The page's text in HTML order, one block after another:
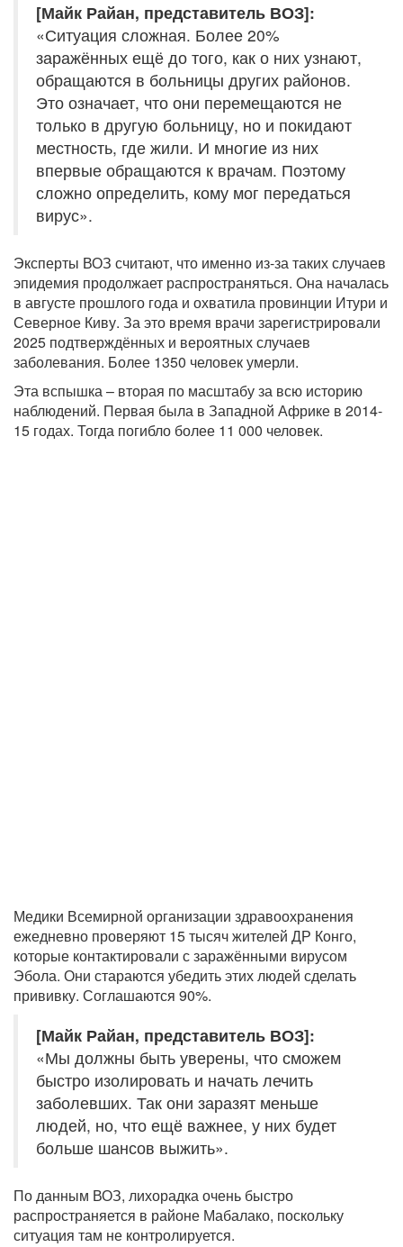
[Майк Райан, представитель ВОЗ]:
«Ситуация сложная. Более 20%
заражённых ещё до того, как о них узнают,
обращаются в больницы других районов.
Это означает, что они перемещаются не
только в другую больницу, но и покидают
местность, где жили. И многие из них
впервые обращаются к врачам. Поэтому
сложно определить, кому мог передаться
вирус».
Эксперты ВОЗ считают, что именно из-за таких случаев
эпидемия продолжает распространяться. Она началась
в августе прошлого года и охватила провинции Итури и
Северное Киву. За это время врачи зарегистрировали
2025 подтверждённых и вероятных случаев
заболевания. Более 1350 человек умерли.
Эта вспышка – вторая по масштабу за всю историю
наблюдений. Первая была в Западной Африке в 2014-
15 годах. Тогда погибло более 11 000 человек.
Медики Всемирной организации здравоохранения
ежедневно проверяют 15 тысяч жителей ДР Конго,
которые контактировали с заражёнными вирусом
Эбола. Они стараются убедить этих людей сделать
прививку. Соглашаются 90%.
[Майк Райан, представитель ВОЗ]:
«Мы должны быть уверены, что сможем
быстро изолировать и начать лечить
заболевших. Так они заразят меньше
людей, но, что ещё важнее, у них будет
больше шансов выжить».
По данным ВОЗ, лихорадка очень быстро
распространяется в районе Мабалако, поскольку
ситуация там не контролируется.